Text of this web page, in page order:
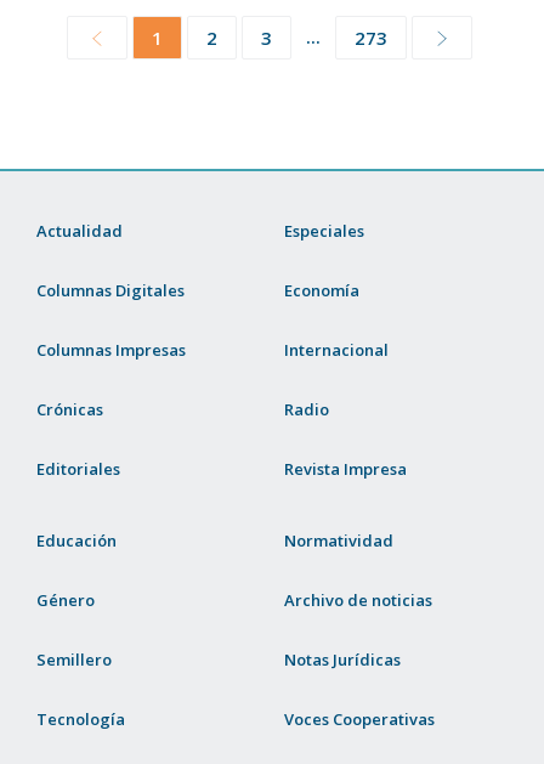
1 2 3 ... 273
Actualidad
Columnas Digitales
Columnas Impresas
Crónicas
Editoriales
Especiales
Economía
Internacional
Radio
Revista Impresa
Educación
Género
Semillero
Tecnología
Normatividad
Archivo de noticias
Notas Jurídicas
Voces Cooperativas